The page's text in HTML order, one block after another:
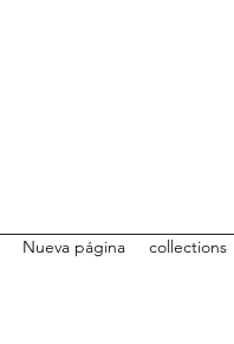
Nueva página collections